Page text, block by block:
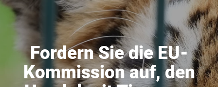
Fordern Sie die EU-
Kommission auf, den